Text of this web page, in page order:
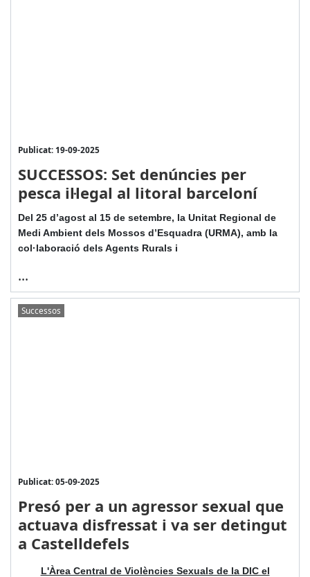
Publicat: 19-09-2025
SUCCESSOS: Set denúncies per
pesca il·legal al litoral barceloní
Del 25 d’agost al 15 de setembre, la Unitat Regional de
Medi Ambient dels Mossos d’Esquadra (URMA), amb la
col·laboració dels Agents Rurals i
...
Successos
Publicat: 05-09-2025
Presó per a un agressor sexual que
actuava disfressat i va ser detingut
a Castelldefels
L'Àrea Central de Violències Sexuals de la DIC el